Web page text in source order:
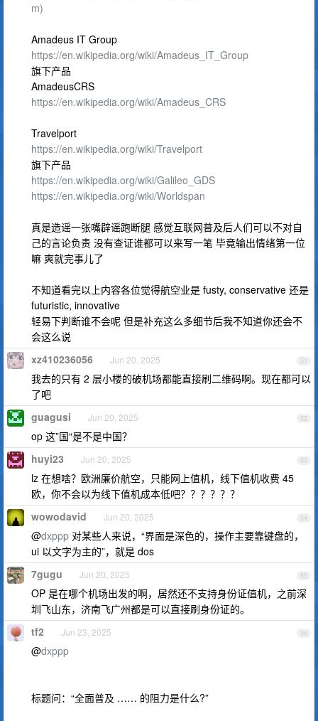
m)
Amadeus IT Group
https://en.wikipedia.org/wiki/Amadeus_IT_Group
旗下产品
AmadeusCRS
https://en.wikipedia.org/wiki/Amadeus_CRS
Travelport
https://en.wikipedia.org/wiki/Travelport
旗下产品
https://en.wikipedia.org/wiki/Galileo_GDS
https://en.wikipedia.org/wiki/Worldspan
真是造谣一张嘴辟谣跑断腿 感觉互联网普及后人们可以不对自
己的言论负责 没有查证谁都可以来写一笔 毕竟输出情绪第一位
嘛 爽就完事儿了
不知道看完以上内容各位觉得航空业是 fusty, conservative 还是
futuristic, innovative
轻易下判断谁不会呢 但是补充这么多细节后我不知道你还会不
会这么说
51
xz410236056 Jun 20, 2025
我去的只有 2 层小楼的破机场都能直接刷二维码啊。现在都可以
了吧
52
guagusi Jun 20, 2025
op 这”国“是不是中国？
53
huyi23 Jun 20, 2025
lz 在想啥？欧洲廉价航空，只能网上值机，线下值机收费 45
欧，你不会以为线下值机成本低吧？？？？？？
54
wowodavid Jun 20, 2025
@dxppp 对某些人来说，“界面是深色的，操作主要靠键盘的，
ui 以文字为主的”，就是 dos
55
7gugu Jun 20, 2025
OP 是在哪个机场出发的啊，居然还不支持身份证值机，之前深
圳飞山东，济南飞广州都是可以直接刷身份证的。
56
tf2 Jun 23, 2025
@dxppp
标题问：“全面普及 …… 的阻力是什么?”